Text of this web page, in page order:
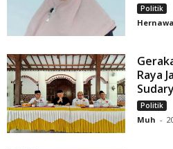
Politik
Raya
Politik
Muh -